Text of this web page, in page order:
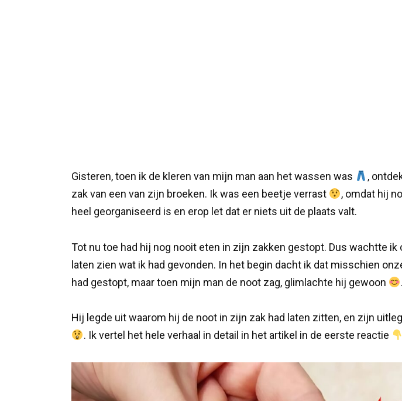
Gisteren, toen ik de kleren van mijn man aan het wassen was
,
zak van een van zijn broeken. Ik was een beetje verrast
, omdat hij
heel georganiseerd is en erop let dat er niets uit de plaats valt.
Tot nu toe had hij nog nooit eten in zijn zakken gestopt. Dus wachtte ik
laten zien wat ik had gevonden. In het begin dacht ik dat misschien
had gestopt, maar toen mijn man de noot zag, glimlachte hij gewoon
.
Hij legde uit waarom hij de noot in zijn zak had laten zitten, en zijn
. Ik vertel het hele verhaal in detail in het artikel in de eerste reactie